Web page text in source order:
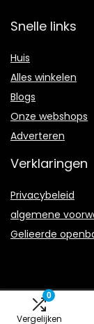
0
Vergelijken
Snelle links
Huis
Alles winkelen
Blogs
Onze webshops
Adverteren
Verklaringen
Privacybeleid
algemene
Gelieerde
2022 ©